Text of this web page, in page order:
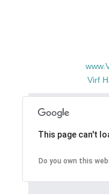
Virf
This page can't
Do you own this